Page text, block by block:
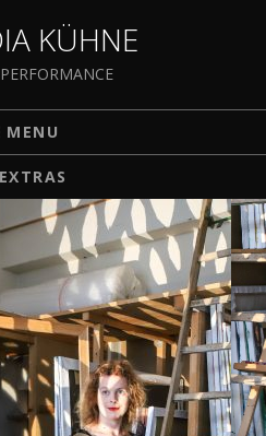
KÜHNE
MENU
EXTRAS